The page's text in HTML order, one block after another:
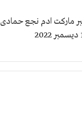
ماركت ادم نجع حمادى